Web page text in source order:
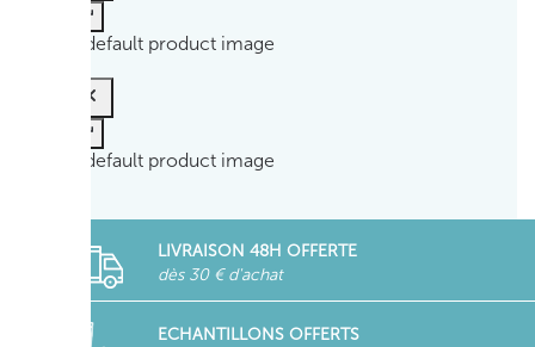
LIVRAISON 48H OFFERTE
dès 30 € d'achat
ECHANTILLONS OFFERTS